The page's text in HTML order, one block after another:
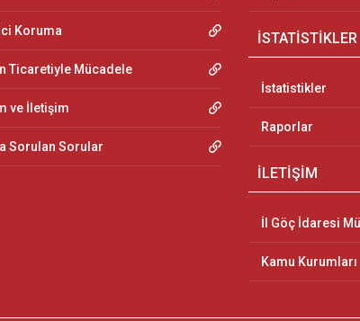
Koruma
Ticaretiyle Mücadele
ve İletişim
Sorulan Sorular
İSTATİSTİKLER
İstatistikler
Raporlar
İLETİŞİM
İl Göç İdaresi
Kamu Kurumları